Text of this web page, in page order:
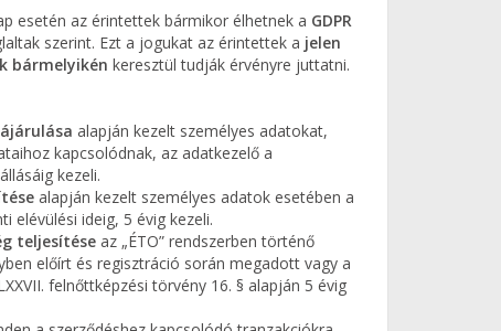
esetén az érintettek bármikor élhetnek a GDPR
szerint. Ezt a jogukat az érintettek a jelen
bármelyikén keresztül tudják érvényre juttatni.
alapján kezelt személyes adatokat,
kapcsolódnak, az adatkezelő a
kezeli.
alapján kezelt személyes adatok esetében a
elévülési ideig, 5 évig kezeli.
teljesítése az „ÉTO” rendszerben történő
előírt és regisztráció során megadott vagy a
felnőttképzési törvény 16. § alapján 5 évig